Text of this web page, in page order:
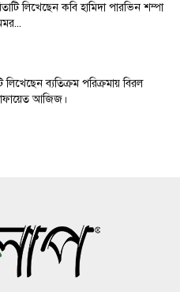
লিখেছেন কবি হামিদা পারভিন শম্পা
লিখেছেন ব্যতিক্রম পরিক্রমায় বিরল
আজিজ।